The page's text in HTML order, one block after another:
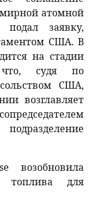
мирной атомной
подал заявку,
США. В
на стадии
что, судя по
США,
возглавляет
возобновила
топлива для